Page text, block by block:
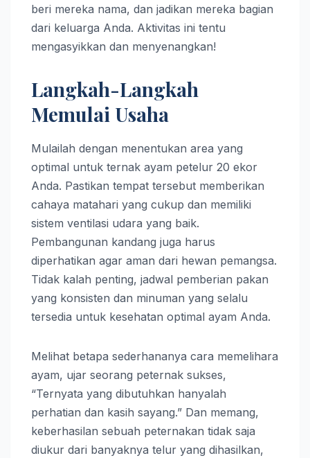
beri mereka nama, dan jadikan mereka bagian
dari keluarga Anda. Aktivitas ini tentu
mengasyikkan dan menyenangkan!
Langkah-Langkah
Memulai Usaha
Mulailah dengan menentukan area yang
optimal untuk ternak ayam petelur 20 ekor
Anda. Pastikan tempat tersebut memberikan
cahaya matahari yang cukup dan memiliki
sistem ventilasi udara yang baik.
Pembangunan kandang juga harus
diperhatikan agar aman dari hewan pemangsa.
Tidak kalah penting, jadwal pemberian pakan
yang konsisten dan minuman yang selalu
tersedia untuk kesehatan optimal ayam Anda.
Melihat betapa sederhananya cara memelihara
ayam, ujar seorang peternak sukses,
“Ternyata yang dibutuhkan hanyalah
perhatian dan kasih sayang.” Dan memang,
keberhasilan sebuah peternakan tidak saja
diukur dari banyaknya telur yang dihasilkan,